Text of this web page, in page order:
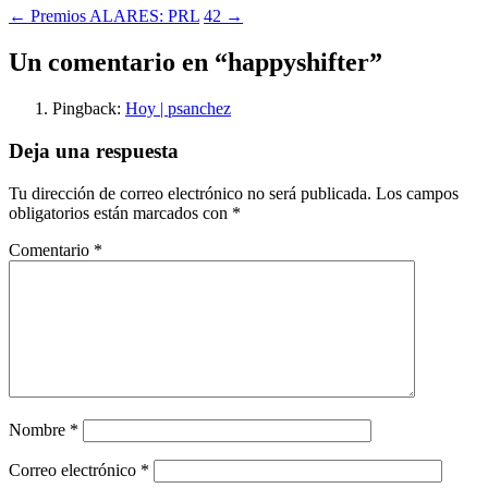
Navegación
de
entradas
← Premios ALARES: PRL 42 →
Un comentario en “happyshifter”
Pingback: Hoy | psanchez
Deja una respuesta
Tu dirección de correo electrónico no será publicada. Los campos
obligatorios están marcados con *
Comentario *
Nombre *
Correo electrónico *